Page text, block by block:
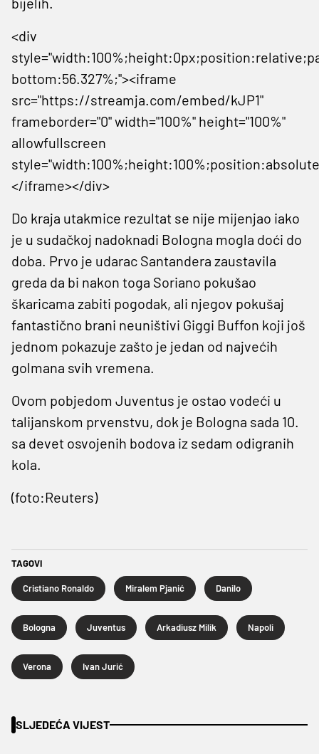
<div
bottom:56.327%;"><iframe
src="https://streamja.com/embed/kJP1"
frameborder="0" width="100%" height="100%"
allowfullscreen
</iframe></div>
Do kraja utakmice rezultat se nije mijenjao iako
je u sudačkoj nadoknadi Bologna mogla doći do
doba. Prvo je udarac Santandera zaustavila
greda da bi nakon toga Soriano pokušao
škaricama zabiti pogodak, ali njegov pokušaj
fantastično brani neuništivi Giggi Buffon koji još
jednom pokazuje zašto je jedan od najvećih
golmana svih vremena.
Ovom pobjedom Juventus je ostao vodeći u
talijanskom prvenstvu, dok je Bologna sada 10.
sa devet osvojenih bodova iz sedam odigranih
kola.
(foto:Reuters)
TAGOVI
Cristiano Ronaldo Miralem Pjanić Danilo
Bologna Juventus Arkadiusz Milik Napoli
Verona Ivan Jurić
SLJEDEĆA VIJEST